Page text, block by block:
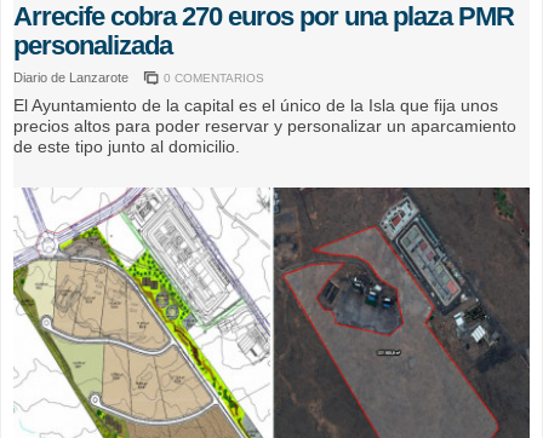
Arrecife cobra 270 euros por una plaza PMR
personalizada
Diario de Lanzarote 0 COMENTARIOS
El Ayuntamiento de la capital es el único de la Isla que fija unos
precios altos para poder reservar y personalizar un aparcamiento
de este tipo junto al domicilio.